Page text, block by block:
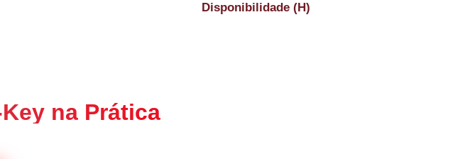
Disponibilidade (H)
na Prática